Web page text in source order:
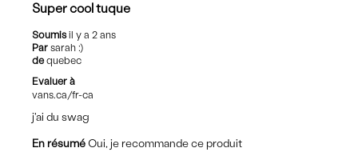
Super cool tuque
Soumisil y a 2 ans
Par sarah :)
de quebec
Evaluer à
vans.ca/fr-ca
j'ai du swag
En résumé Oui, je recommande ce produit